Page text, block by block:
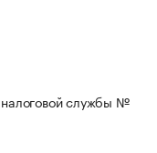
службы №